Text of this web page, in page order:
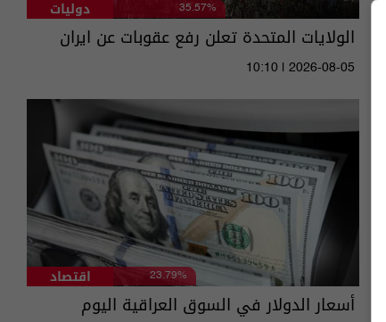
دوليات 35.57%
الولايات المتحدة تعلن رفع عقوبات عن ايران
10:10 | 2026-08-05
اقتصاد 23.79%
أسعار الدولار في السوق العراقية اليوم